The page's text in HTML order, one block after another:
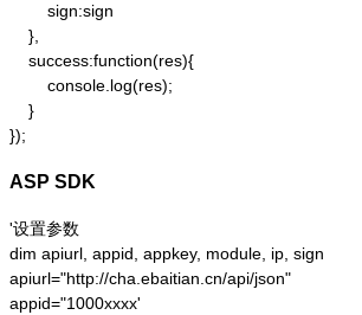
        sign:sign
    },
    success:function(res){
        console.log(res);
    }
});
ASP SDK
'设置参数
dim apiurl, appid, appkey, module, ip, sign
apiurl="http://cha.ebaitian.cn/api/json"
appid="1000xxxx'